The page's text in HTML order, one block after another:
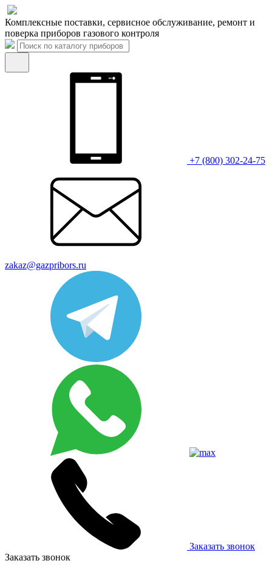
Комплексные поставки, сервисное обслуживание, ремонт и
поверка приборов газового контроля
+7 (800) 302-24-75
zakaz@gazpribors.ru
Заказать звонок
Заказать звонок